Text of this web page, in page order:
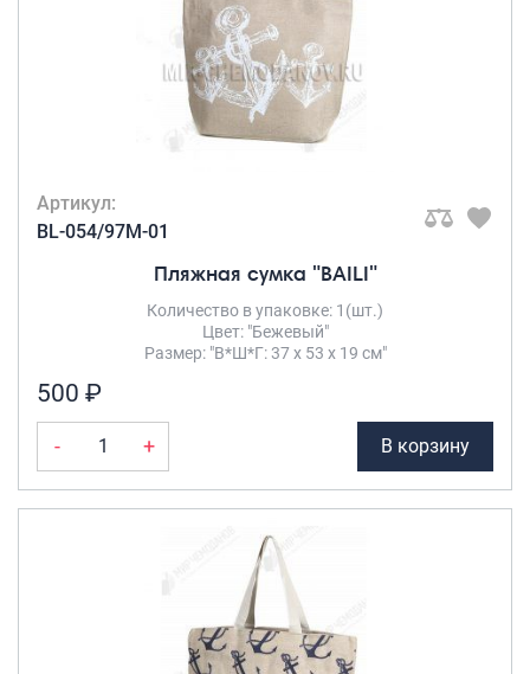
Артикул:
BL-054/97M-01
Пляжная сумка "BAILI"
Количество в упаковке: 1(шт.)
Цвет: "Бежевый"
Размер: "В*Ш*Г: 37 х 53 х 19 см"
500 ₽
- + В корзину